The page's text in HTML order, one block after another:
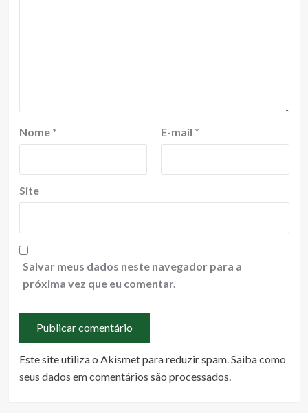
Nome * E-mail *
Site
Salvar meus dados neste navegador para a
próxima vez que eu comentar.
Este site utiliza o Akismet para reduzir spam.Saiba como
seus dados em comentários são processados.